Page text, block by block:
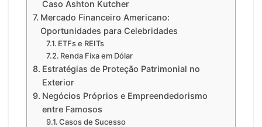
Caso Ashton Kutcher
Mercado Financeiro Americano:
Oportunidades para Celebridades
ETFs e REITs
Renda Fixa em Dólar
Estratégias de Proteção Patrimonial no
Exterior
Negócios Próprios e Empreendedorismo
entre Famosos
Casos de Sucesso